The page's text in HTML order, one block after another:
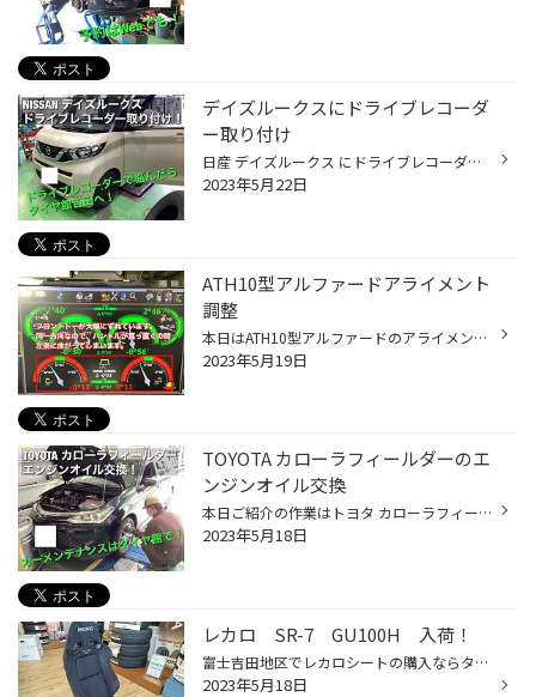
デイズルークスにドライブレコーダ
ー取り付け
日産 デイズルークス にドライブレコーダー取り付けましたのでご紹介します。＾＾ ↓ 本日取り付けるのはコムテックのドライブレコーダー ZDR-022です！ 前方カメラタイプでコストパフォーマンスが良く、装着もスピーディーです。 ↓ 取り付け位置はしっかりワイパーの拭き取り範囲を意識して取り付け...
2023年5月22日
ATH10型アルファードアライメント
調整
本日はATH10型アルファードのアライメント調整事例です。 走行距離が23万キロということで、かなりずれてしまっています。 走行距離が嵩んできたり、整っていない道路の凹凸や段差の乗り越えなどでアライメントは狂っていきます。 今回の車両も無事に適正値まで戻すことができました！ 余談ではあり...
2023年5月19日
TOYOTA カローラフィールダーのエ
ンジンオイル交換
本日ご紹介の作業はトヨタ カローラフィールダーのエンジンオイル交換です！ 富士吉田近辺もかなり暖かくなり、ドライブしやすくなりましたね！ 今日はそんなドライブ前に必要なメンテナンスのご紹介です。 ↓ まずはエンジンオイル交換！燃費の悪化や車の寿命にも繋がる大事なメンテナンスです。 ↓ ...
2023年5月18日
レカロ SR-7 GU100H 入荷！
富士吉田地区でレカロシートの購入ならタイヤ館吉田店におまかせください！ 本日はSR-7 GU100H（シートヒーターつきモデル）が入荷致しました。 レカロ SR-7の詳しい説明はこちら！ こちらの商品は今週末にジムニーJB64Wに装着予定です！ 詳細はおってUPしていきます！
2023年5月18日